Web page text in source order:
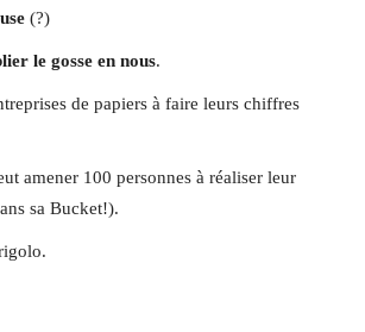
(?)
le gosse en nous.
de papiers à faire leurs chiffres
amener 100 personnes à réaliser leur
sa Bucket!).